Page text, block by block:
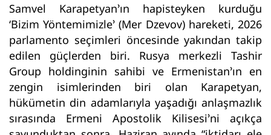
Samvel Karapetyan’ın hapisteyken kurduğu
‘Bizim Yöntemimizle’ (Mer Dzevov) hareketi, 2026
parlamento seçimleri öncesinde yakından takip
edilen güçlerden biri. Rusya merkezli Tashir
Group holdinginin sahibi ve Ermenistan’ın en
zengin isimlerinden biri olan Karapetyan,
hükümetin din adamlarıyla yaşadığı anlaşmazlık
sırasında Ermeni Apostolik Kilisesi’ni açıkça